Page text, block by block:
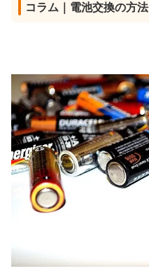
コラム｜電池交換の方法